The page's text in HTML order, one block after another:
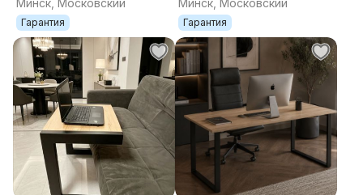
Минск, Московский
Гарантия
Минск, Московский
Гарантия